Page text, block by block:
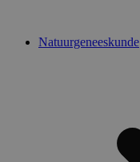
Natuurgeneeskunde